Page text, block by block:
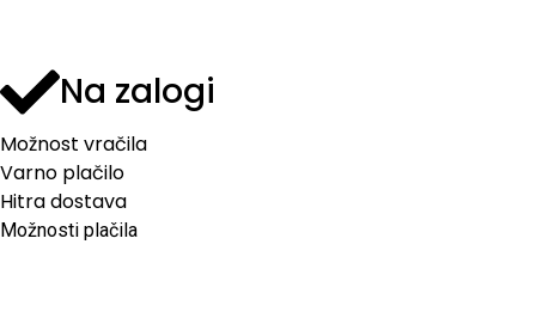
Na zalogi
Možnost vračila
Varno plačilo
Hitra dostava
Možnosti plačila